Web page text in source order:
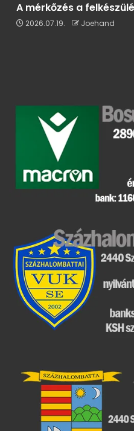
A mérkőzés a
2026.07.19. Joehand